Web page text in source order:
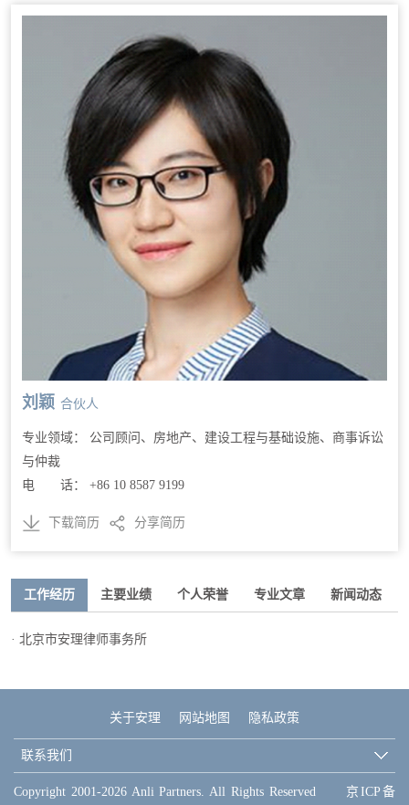
刘颖 合伙人
专业领域： 公司顾问、房地产、建设工程与基础设施、商事诉讼
与仲裁
电 话： +86 10 8587 9199
下载简历 分享简历
工作经历 主要业绩 个人荣誉 专业文章 新闻动态
· 北京市安理律师事务所
关于安理 网站地图 隐私政策
联系我们
Copyright 2001-2026 Anli Partners. All Rights Reserved 京ICP备